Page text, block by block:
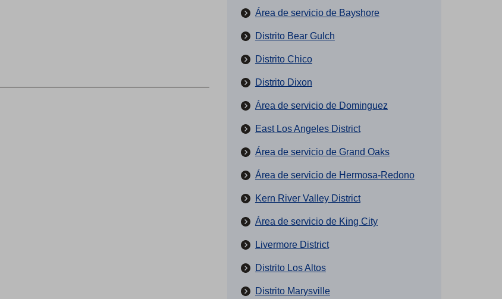
Área de servicio de Bayshore
Distrito Bear Gulch
Distrito Chico
Distrito Dixon
Área de servicio de Dominguez
East Los Angeles District
Área de servicio de Grand Oaks
Área de servicio de Hermosa-Redono
Kern River Valley District
Área de servicio de King City
Livermore District
Distrito Los Altos
Distrito Marysville